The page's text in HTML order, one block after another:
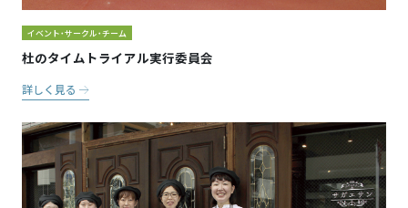
イベント・サークル・チーム
杜のタイムトライアル実行委員会
詳しく見る